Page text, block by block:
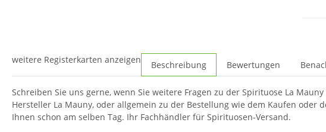
weitere Registerkarten anzeigen Beschreibung Bewertungen
Schreiben Sie uns gerne, wenn Sie weitere Fragen zu der Spirituose La
Hersteller La Mauny, oder allgemein zu der Bestellung wie dem Kaufen
Ihnen schon am selben Tag. Ihr Fachhändler für Spirituosen-Versand.